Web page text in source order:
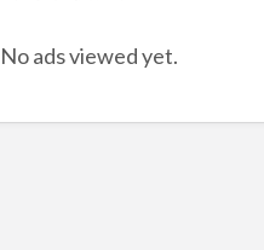
No ads viewed yet.